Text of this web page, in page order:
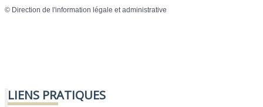
© Direction de l'information légale et administrative
LIENS PRATIQUES